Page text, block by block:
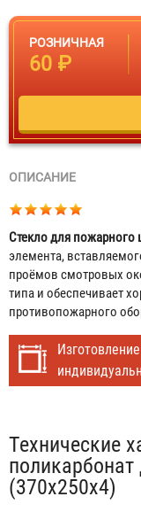
РОЗНИЧНАЯ
60 ₽
ОПИСАНИЕ
Стекло для пожарного
элемента,
проёмов смотровых
типа и обеспечивает
противопожарного
Табы
Технические
(370х250х4)